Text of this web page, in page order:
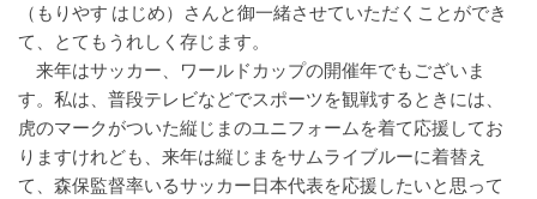
（もりやす はじめ）さんと御一緒させていただくことができ
て、とてもうれしく存じます。
来年はサッカー、ワールドカップの開催年でもございま
す。私は、普段テレビなどでスポーツを観戦するときには、
虎のマークがついた縦じまのユニフォームを着て応援してお
りますけれども、来年は縦じまをサムライブルーに着替え
て、森保監督率いるサッカー日本代表を応援したいと思って